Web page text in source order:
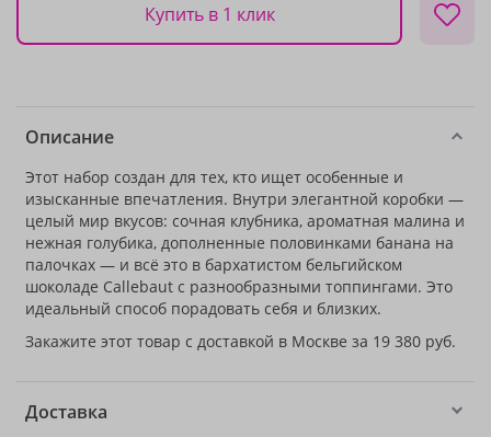
Купить в 1 клик
Описание
Этот набор создан для тех, кто ищет особенные и
изысканные впечатления. Внутри элегантной коробки —
целый мир вкусов: сочная клубника, ароматная малина и
нежная голубика, дополненные половинками банана на
палочках — и всё это в бархатистом бельгийском
шоколаде Callebaut с разнообразными топпингами. Это
идеальный способ порадовать себя и близких.
Закажите этот товар с доставкой в Москве за 19 380 руб.
Доставка